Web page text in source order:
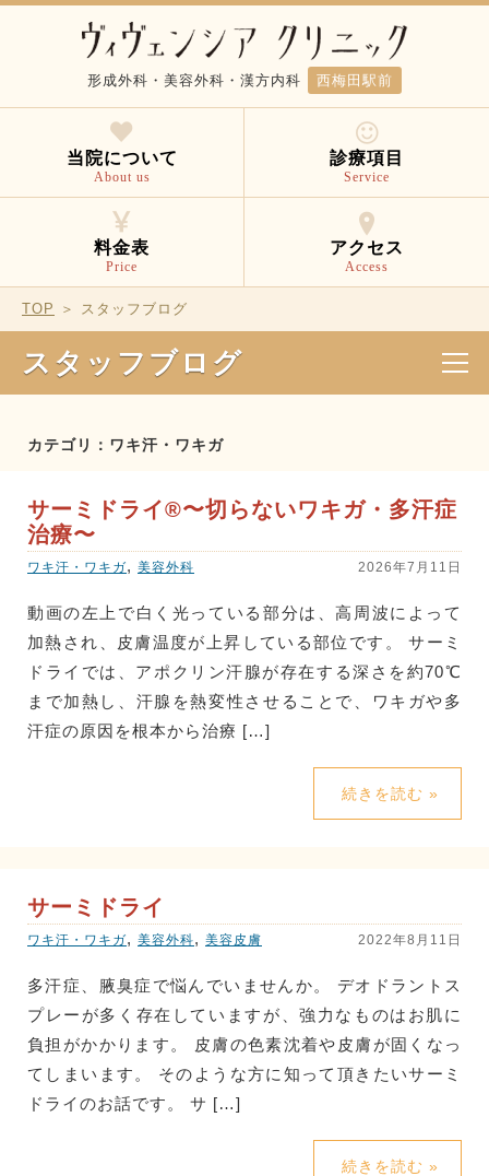
形成外科・美容外科・漢方内科 西梅田駅前
当院について
About us
診療項目
Service
料金表
Price
アクセス
Access
TOP ＞ スタッフブログ
スタッフブログ
カテゴリ：ワキ汗・ワキガ
サーミドライ®〜切らないワキガ・多汗症
治療〜
ワキ汗・ワキガ, 美容外科 2026年7月11日
動画の左上で白く光っている部分は、高周波によって
加熱され、皮膚温度が上昇している部位です。 サーミ
ドライでは、アポクリン汗腺が存在する深さを約70℃
まで加熱し、汗腺を熱変性させることで、ワキガや多
汗症の原因を根本から治療 […]
続きを読む »
サーミドライ
ワキ汗・ワキガ, 美容外科, 美容皮膚 2022年8月11日
多汗症、腋臭症で悩んでいませんか。 デオドラントス
プレーが多く存在していますが、強力なものはお肌に
負担がかかります。 皮膚の色素沈着や皮膚が固くなっ
てしまいます。 そのような方に知って頂きたいサーミ
ドライのお話です。 サ […]
続きを読む »